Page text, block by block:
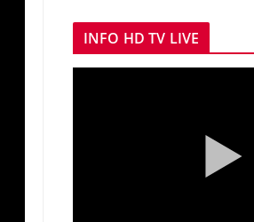
INFO HD TV LIVE